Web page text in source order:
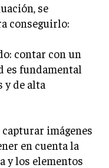
se
conseguirlo:
contar con un
es fundamental
y de alta
imágenes
en cuenta la
y los elementos